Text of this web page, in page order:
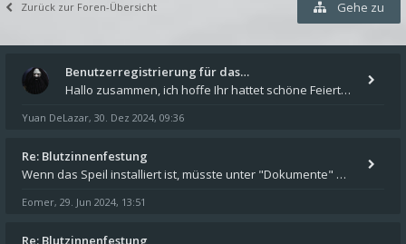
Zurück zur Foren-Übersicht Gehe zu
Benutzerregistrierung für das…
Hallo zusammen, ich hoffe Ihr hattet schöne Feiertage und kommt auch gut ins neue Jahr. Ich schreibe hier kurz zur Infor
Yuan DeLazar, 30. Dez 2024, 09:36
Re: Blutzinnenfestung
Wenn das Speil installiert ist, müsste unter "Dokumente" auf Deinem Rechner ein Verzeichnis "blade of destiny" sein. Dar
Eomer, 29. Jun 2024, 13:51
Re: Blutzinnenfestung